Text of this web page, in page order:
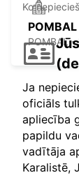
POMBAL
POMBAL -
Ko
Ja
oficiāls
apliecība
papildu
vadītāja
Karalistē,